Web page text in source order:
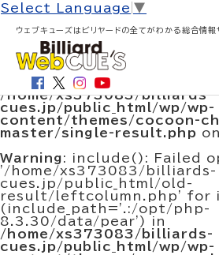
Select Language ▼
ウェブキューズはビリヤードの全てがわかる総合情報
HOME>大会結果・試合結果
Warning: include(/home/
cues.jp/public_html/old-
result/leftcolumn.php):
stream: No such file or
/home/xs373083/billiards-
cues.jp/public_html/wp/wp-
content/themes/cocoon-
master/single-result.php
Warning: include(): Failed
'/home/xs373083/billiards-
cues.jp/public_html/old-
result/leftcolumn.php' for
(include_path='.:/opt/php-
8.3.30/data/pear') in
/home/xs373083/billiards-
cues.jp/public_html/wp/wp-